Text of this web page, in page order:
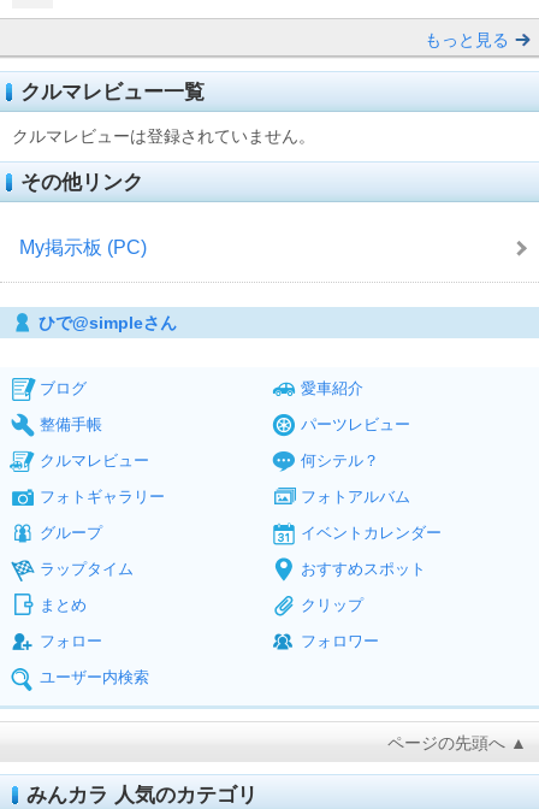
もっと見る
クルマレビュー一覧
クルマレビューは登録されていません。
その他リンク
My掲示板 (PC)
ひで@simpleさん
ブログ
愛車紹介
整備手帳
パーツレビュー
クルマレビュー
何シテル？
フォトギャラリー
フォトアルバム
グループ
イベントカレンダー
ラップタイム
おすすめスポット
まとめ
クリップ
フォロー
フォロワー
ユーザー内検索
ページの先頭へ ▲
みんカラ 人気のカテゴリ